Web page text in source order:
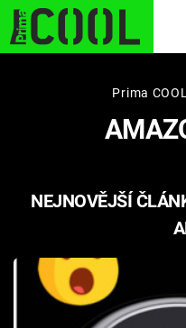
STARHOUSE
PLNEJ KOTEL
Filmy
Prima COOL
NEJNOVĚJŠÍ